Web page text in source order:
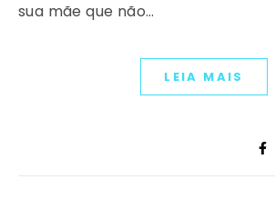
sua mãe que não…
LEIA MAIS